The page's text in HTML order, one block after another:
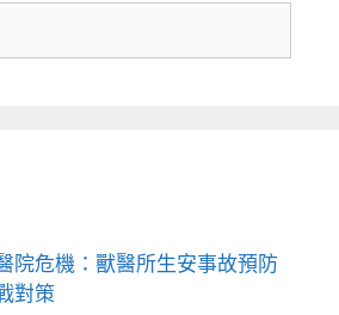
院危機：獸醫所生安事故預防
對策